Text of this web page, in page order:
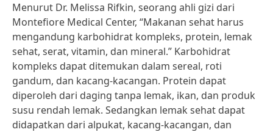
Menurut Dr. Melissa Rifkin, seorang ahli gizi dari
Montefiore Medical Center, “Makanan sehat harus
mengandung karbohidrat kompleks, protein, lemak
sehat, serat, vitamin, dan mineral.” Karbohidrat
kompleks dapat ditemukan dalam sereal, roti
gandum, dan kacang-kacangan. Protein dapat
diperoleh dari daging tanpa lemak, ikan, dan produk
susu rendah lemak. Sedangkan lemak sehat dapat
didapatkan dari alpukat, kacang-kacangan, dan